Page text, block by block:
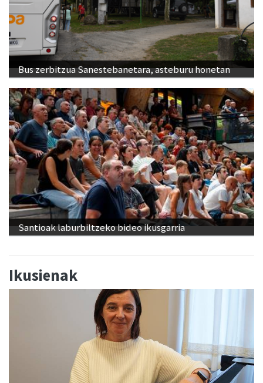
Bus zerbitzua Sanestebanetara, asteburu honetan
Santioak laburbiltzeko bideo ikusgarria
Ikusienak